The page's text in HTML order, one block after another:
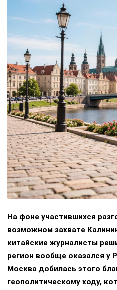
На фоне участившихся
возможном захвате
китайские журналисты
регион вообще оказался у
Москва добилась этого
геополитическому ходу,